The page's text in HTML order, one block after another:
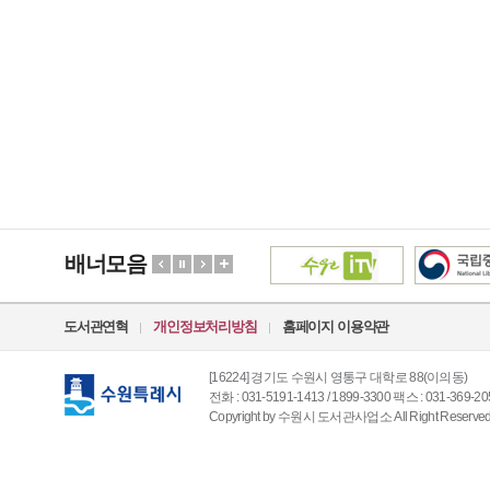
배너모음
도서관연혁 개인정보처리방침 홈페이지 이용약관
[16224] 경기도 수원시 영통구 대학로 88(이의동)
전화 : 031-5191-1413 / 1899-3300 팩스 : 031-369-
Copyright by 수원시 도서관사업소 All Right